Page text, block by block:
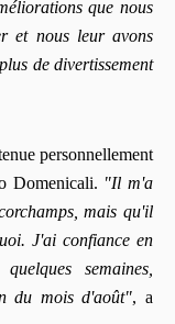
que nous
et nous leur avons
de divertissement
personnellement
Domenicali. "Il m'a
mais qu'il
J'ai confiance en
semaines,
du mois d'août", a